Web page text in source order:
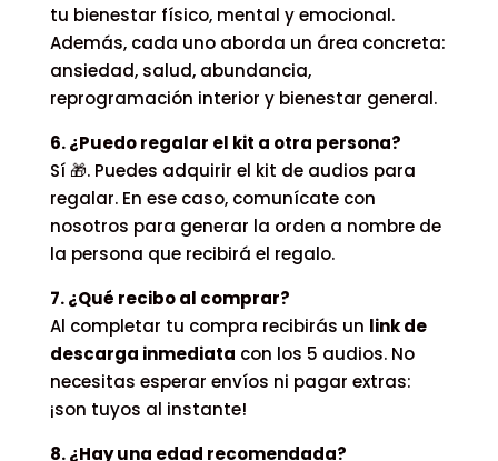
tu bienestar físico, mental y emocional.
Además, cada uno aborda un área concreta:
ansiedad, salud, abundancia,
reprogramación interior y bienestar general.
6. ¿Puedo regalar el kit a otra persona?
Sí 🎁. Puedes adquirir el kit de audios para
regalar. En ese caso, comunícate con
nosotros para generar la orden a nombre de
la persona que recibirá el regalo.
7. ¿Qué recibo al comprar?
Al completar tu compra recibirás un link de
descarga inmediata con los 5 audios. No
necesitas esperar envíos ni pagar extras:
¡son tuyos al instante!
8. ¿Hay una edad recomendada?